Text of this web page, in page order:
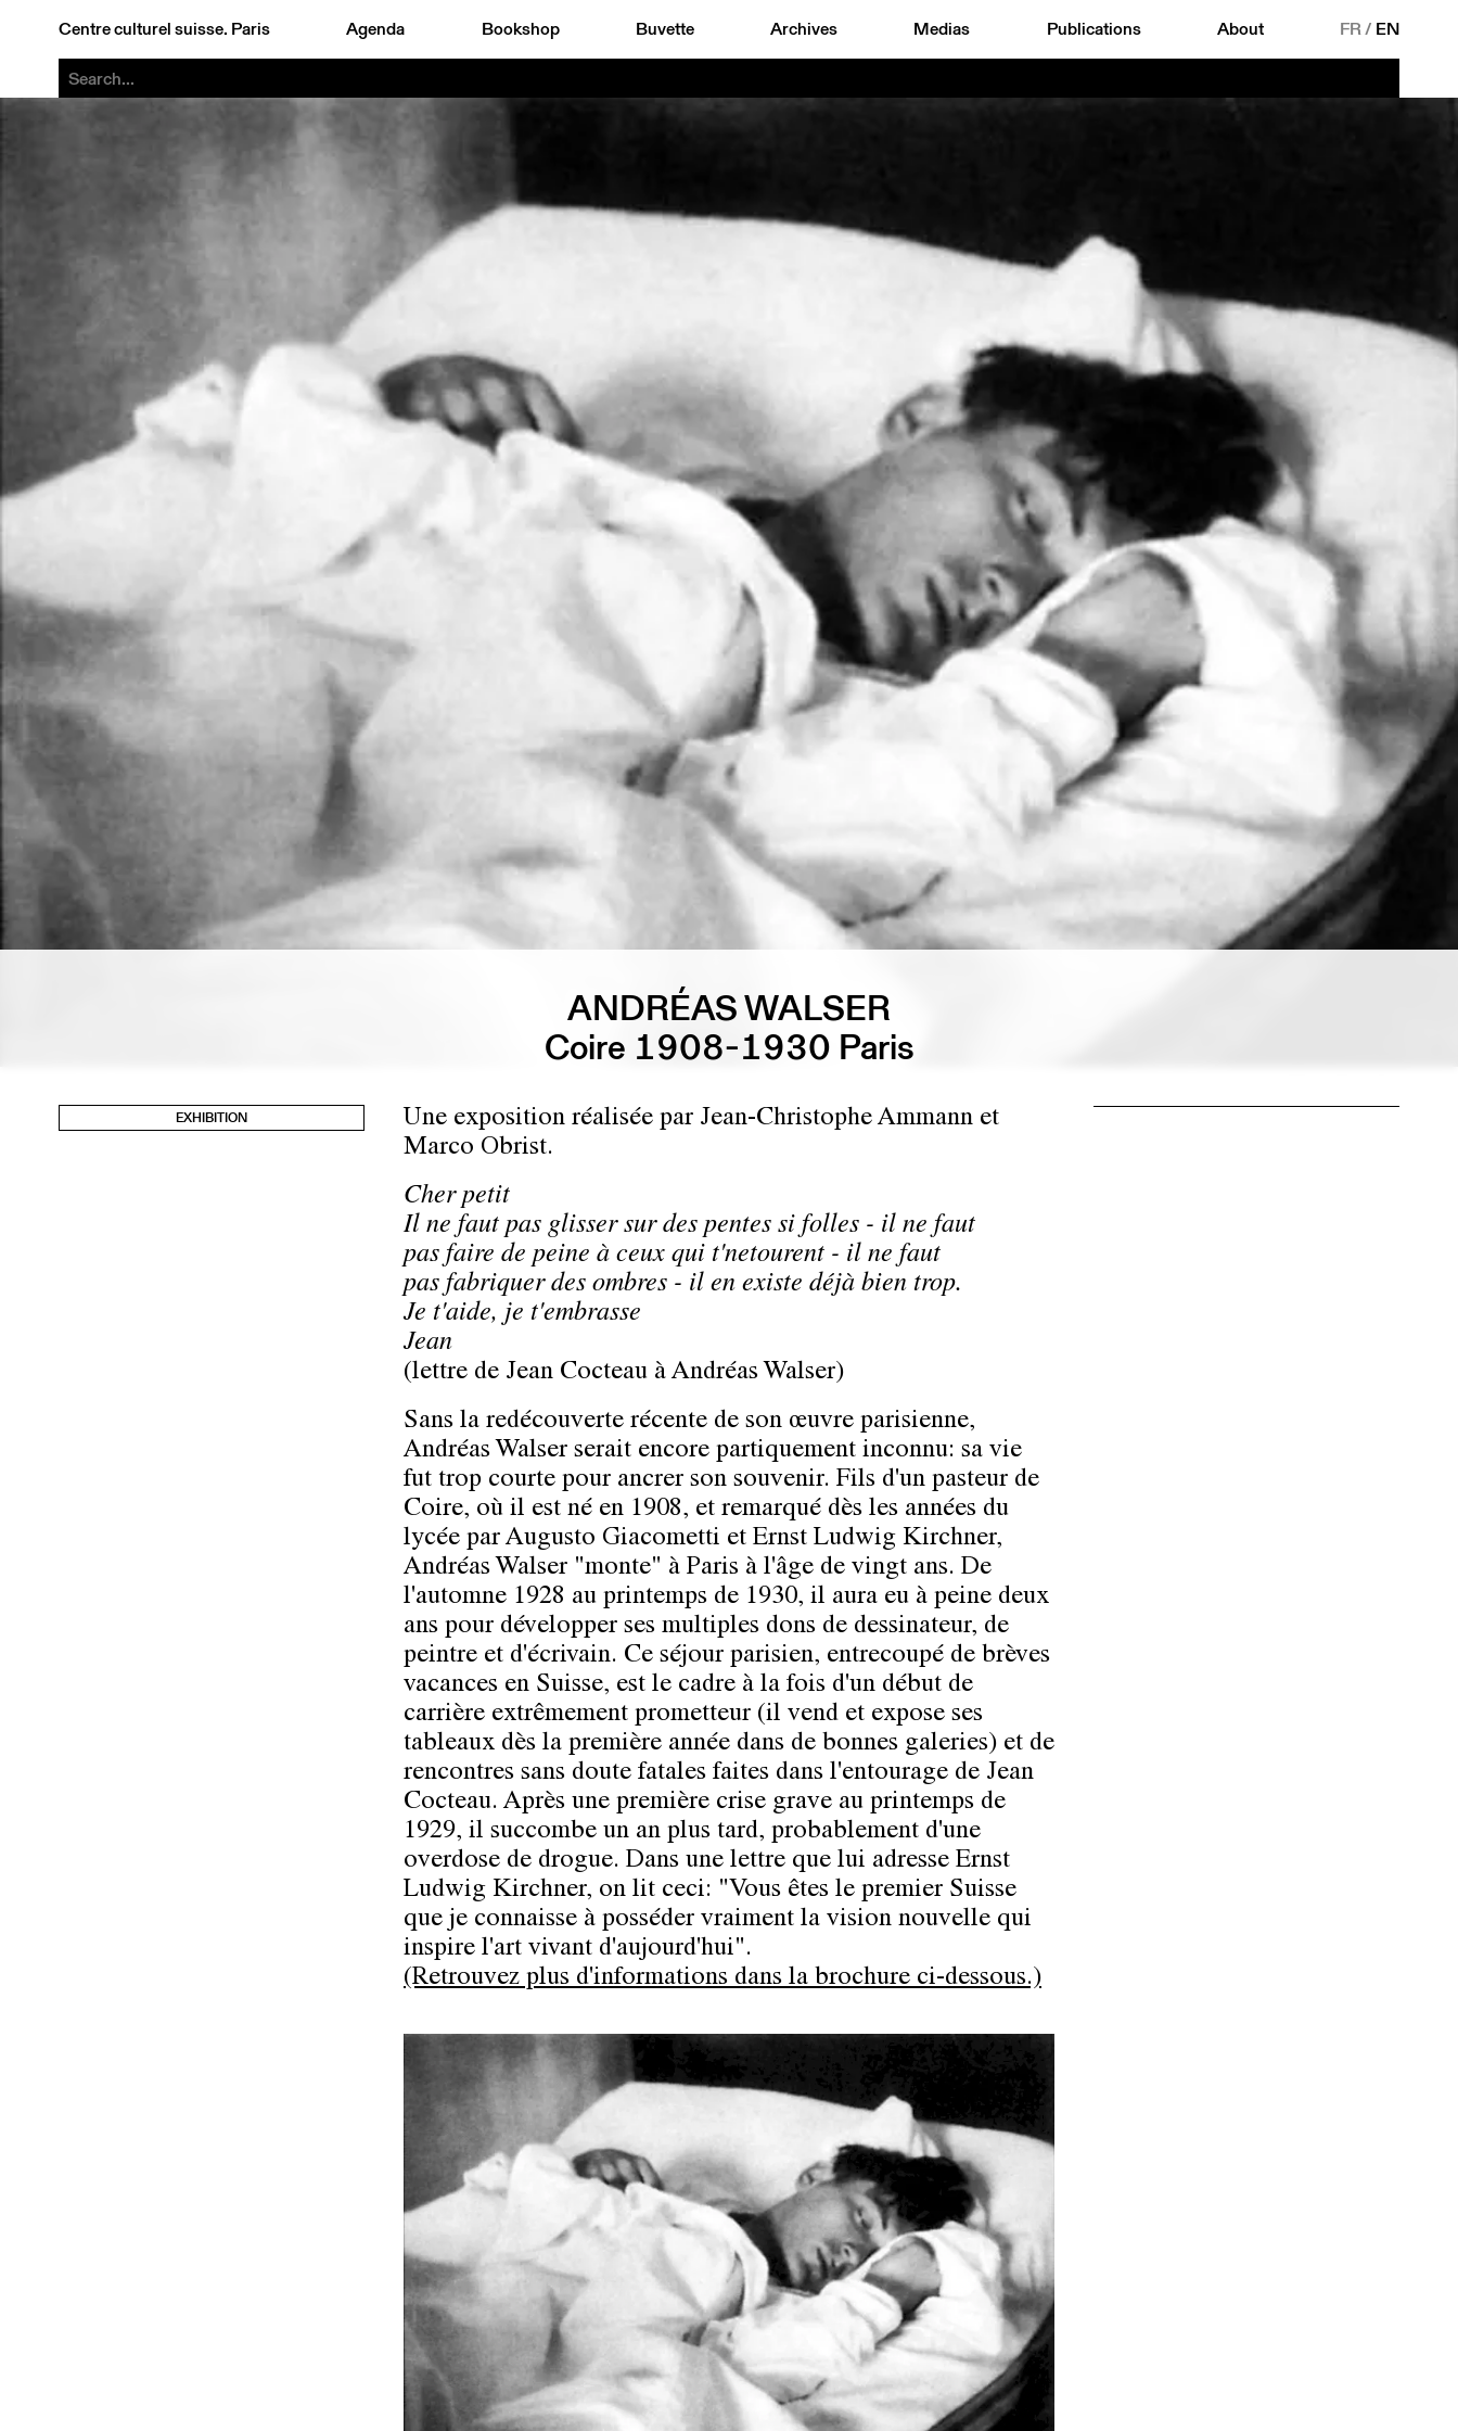
Centre culturel suisse. Paris Agenda Bookshop Buvette Archives Medias Publications About FR/ EN
ANDRÉAS WALSER
Coire 1908-1930 Paris
EXHIBITION
Une exposition réalisée par Jean-Christophe Ammann et
Marco Obrist.
Cher petit
Il ne faut pas glisser sur des pentes si folles - il ne faut
pas faire de peine à ceux qui t'netourent - il ne faut
pas fabriquer des ombres - il en existe déjà bien trop.
Je t'aide, je t'embrasse
Jean
(lettre de Jean Cocteau à Andréas Walser)
Sans la redécouverte récente de son œuvre parisienne,
Andréas Walser serait encore partiquement inconnu: sa vie
fut trop courte pour ancrer son souvenir. Fils d'un pasteur de
Coire, où il est né en 1908, et remarqué dès les années du
lycée par Augusto Giacometti et Ernst Ludwig Kirchner,
Andréas Walser "monte" à Paris à l'âge de vingt ans. De
l'automne 1928 au printemps de 1930, il aura eu à peine deux
ans pour développer ses multiples dons de dessinateur, de
peintre et d'écrivain. Ce séjour parisien, entrecoupé de brèves
vacances en Suisse, est le cadre à la fois d'un début de
carrière extrêmement prometteur (il vend et expose ses
tableaux dès la première année dans de bonnes galeries) et de
rencontres sans doute fatales faites dans l'entourage de Jean
Cocteau. Après une première crise grave au printemps de
1929, il succombe un an plus tard, probablement d'une
overdose de drogue. Dans une lettre que lui adresse Ernst
Ludwig Kirchner, on lit ceci: "Vous êtes le premier Suisse
que je connaisse à posséder vraiment la vision nouvelle qui
inspire l'art vivant d'aujourd'hui".
(Retrouvez plus d'informations dans la brochure ci-dessous.)